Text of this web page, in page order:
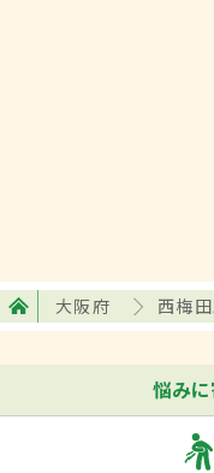
大阪府 西梅
悩み